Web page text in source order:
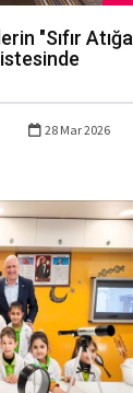
"Sıfır Atığa
28 Mar 2026